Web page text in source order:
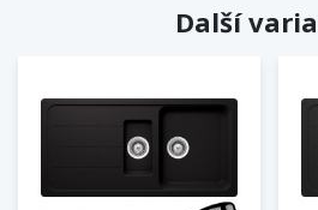
Další